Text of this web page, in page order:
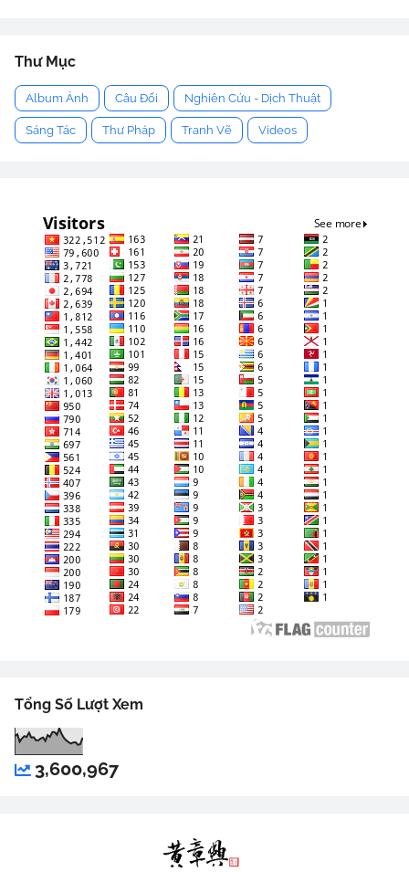
Thư Mục
Album Ảnh Câu Đối Nghiên Cứu - Dịch Thuật
Sáng Tác Thư Pháp Tranh Vẽ Videos
Tổng Số Lượt Xem
3,600,967